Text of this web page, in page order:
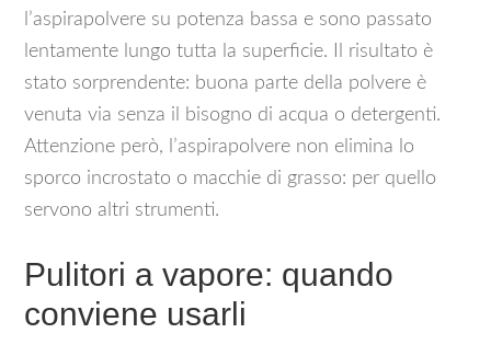
l’aspirapolvere su potenza bassa e sono passato
lentamente lungo tutta la superficie. Il risultato è
stato sorprendente: buona parte della polvere è
venuta via senza il bisogno di acqua o detergenti.
Attenzione però, l’aspirapolvere non elimina lo
sporco incrostato o macchie di grasso: per quello
servono altri strumenti.
Pulitori a vapore: quando
conviene usarli